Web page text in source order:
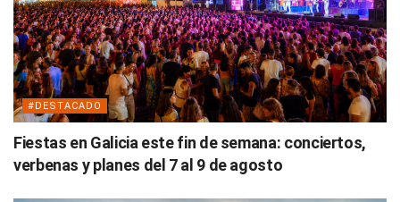
#DESTACADO
Fiestas en Galicia este fin de semana: conciertos,
verbenas y planes del 7 al 9 de agosto